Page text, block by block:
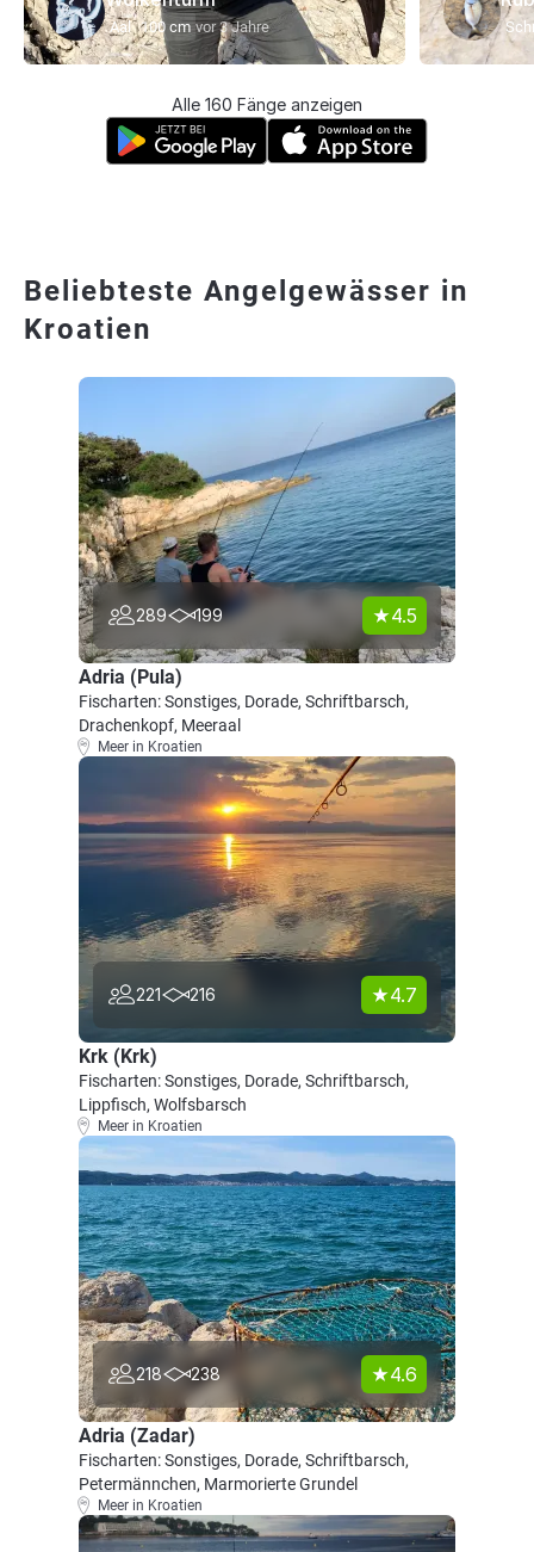
Aal 100 cm vor 3 Jahre
Alle 160 Fänge anzeigen
Beliebteste Angelgewässer in
Kroatien
289 199 4.5
Adria (Pula)
Fischarten: Sonstiges, Dorade, Schriftbarsch,
Drachenkopf, Meeraal
Meer in Kroatien
221 216 4.7
Krk (Krk)
Fischarten: Sonstiges, Dorade, Schriftbarsch,
Lippfisch, Wolfsbarsch
Meer in Kroatien
218 238 4.6
Adria (Zadar)
Fischarten: Sonstiges, Dorade, Schriftbarsch,
Petermännchen, Marmorierte Grundel
Meer in Kroatien